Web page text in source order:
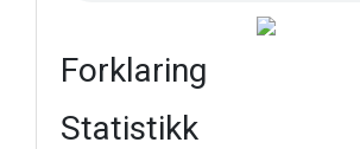
Forklaring
Statistikk